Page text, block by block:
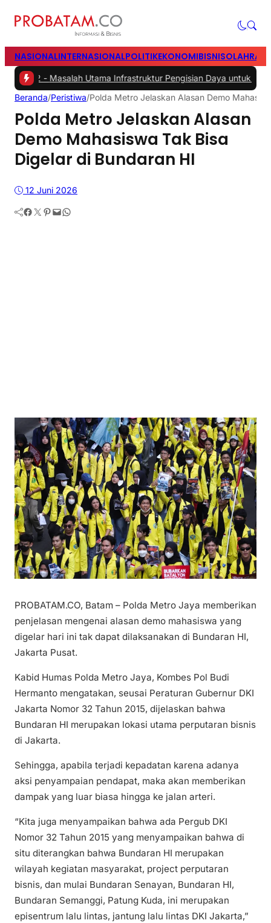
NASIONALINTERNASIONALPOLITIKEKONOMIBISNIS
Masalah Utama Infrastruktur Pengisian Daya untuk Mobil Listrik
Beranda/Peristiwa/Polda Metro Jelaskan Alasan Demo
Polda Metro Jelaskan Alasan
Demo Mahasiswa Tak Bisa
Digelar di Bundaran HI
12 Juni 2026
Facebook Twitter Pinterest Mail WhatsApp
PROBATAM.CO, Batam – Polda Metro Jaya memberikan
penjelasan mengenai alasan demo mahasiswa yang
digelar hari ini tak dapat dilaksanakan di Bundaran HI,
Jakarta Pusat.
Kabid Humas Polda Metro Jaya, Kombes Pol Budi
Hermanto mengatakan, seusai Peraturan Gubernur DKI
Jakarta Nomor 32 Tahun 2015, dijelaskan bahwa
Bundaran HI merupakan lokasi utama perputaran bisnis
di Jakarta.
Sehingga, apabila terjadi kepadatan karena adanya
aksi penyampaian pendapat, maka akan memberikan
dampak yang luar biasa hingga ke jalan arteri.
“Kita juga menyampaikan bahwa ada Pergub DKI
Nomor 32 Tahun 2015 yang menyampaikan bahwa di
situ diterangkan bahwa Bundaran HI merupakan
wilayah kegiatan masyarakat, project perputaran
bisnis, dan mulai Bundaran Senayan, Bundaran HI,
Bundaran Semanggi, Patung Kuda, ini merupakan
episentrum lalu lintas, jantung lalu lintas DKI Jakarta,”